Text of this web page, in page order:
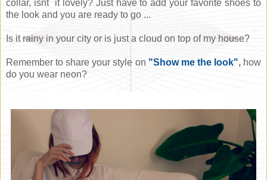
collar, isnt´ it lovely? Just have to add your favorite shoes to
the look and you are ready to go ...
Is it rainy in your city or is just a cloud on top of my house?
Remember to share your style on "Show me the look",how
do you wear neon?